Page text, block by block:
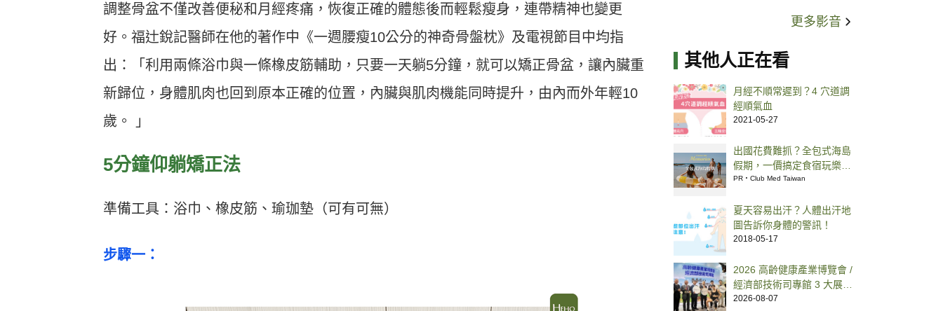
調整骨盆不僅改善便秘和月經疼痛，恢復正確的體態後而輕鬆瘦身，連帶精神也變更
好。福辻銳記醫師在他的著作中《一週腰瘦10公分的神奇骨盤枕》及電視節目中均指
出：「利用兩條浴巾與一條橡皮筋輔助，只要一天躺5分鐘，就可以矯正骨盆，讓內臟重
新歸位，身體肌肉也回到原本正確的位置，內臟與肌肉機能同時提升，由內而外年輕10
歲。 」
5分鐘仰躺矯正法
準備工具：浴巾、橡皮筋、瑜珈墊（可有可無）
步驟一：
更多影音
其他人正在看
月經不順常遲到？4 穴道調
經順氣血
2021-05-27
出國花費難抓？全包式海島
假期，一價搞定食宿玩樂，
省錢更省心！
PR・Club Med Taiwan
夏天容易出汗？人體出汗地
圖告訴你身體的警訊！
2018-05-17
2026 高齡健康產業博覽會 /
經濟部技術司專館 3 大展
區、30 項高齡健康科技一
2026-08-07